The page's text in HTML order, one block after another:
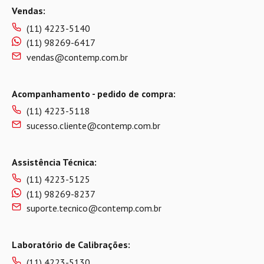
Vendas:
(11) 4223-5140
(11) 98269-6417
vendas@contemp.com.br
Acompanhamento - pedido de compra:
(11) 4223-5118
sucesso.cliente@contemp.com.br
Assistência Técnica:
(11) 4223-5125
(11) 98269-8237
suporte.tecnico@contemp.com.br
Laboratório de Calibrações: